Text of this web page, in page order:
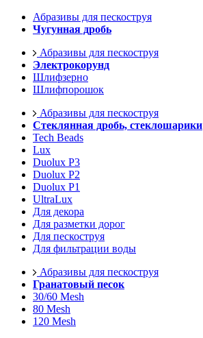
Абразивы для пескоструя
Чугунная дробь
Абразивы для пескоструя
Электрокорунд
Шлифзерно
Шлифпорошок
Абразивы для пескоструя
Стеклянная дробь, стеклошарики
Tech Beads
Lux
Duolux P3
Duolux P2
Duolux P1
UltraLux
Для декора
Для разметки дорог
Для пескоструя
Для фильтрации воды
Абразивы для пескоструя
Гранатовый песок
30/60 Mesh
80 Mesh
120 Mesh